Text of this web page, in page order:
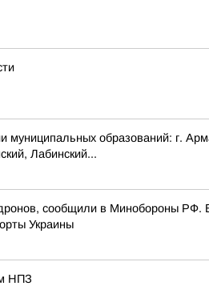
образований: г.
Лабинский...
сообщили в Минобороны
Украины
НПЗ